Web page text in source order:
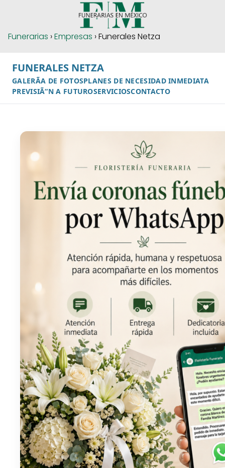
Funerarias ›Empresas › Funerales Netza
FUNERALES NETZA
GALERÃA DE FOTOSPLANES DE NECESIDAD INMEDIATA
PREVISIÃ“N A FUTUROSERVICIOSCONTACTO